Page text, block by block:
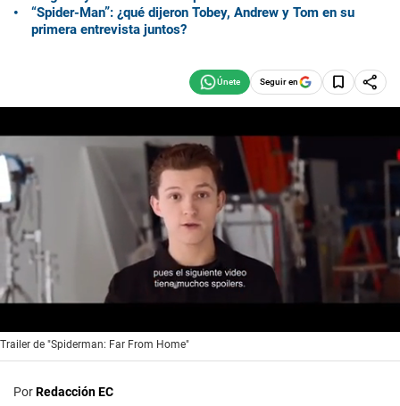
“Spider-Man”: ¿qué dijeron Tobey, Andrew y Tom en su
primera entrevista juntos?
Seguir en
0
of
2
13
Trailer de "Spiderman: Far From Home"
PorRedacción EC